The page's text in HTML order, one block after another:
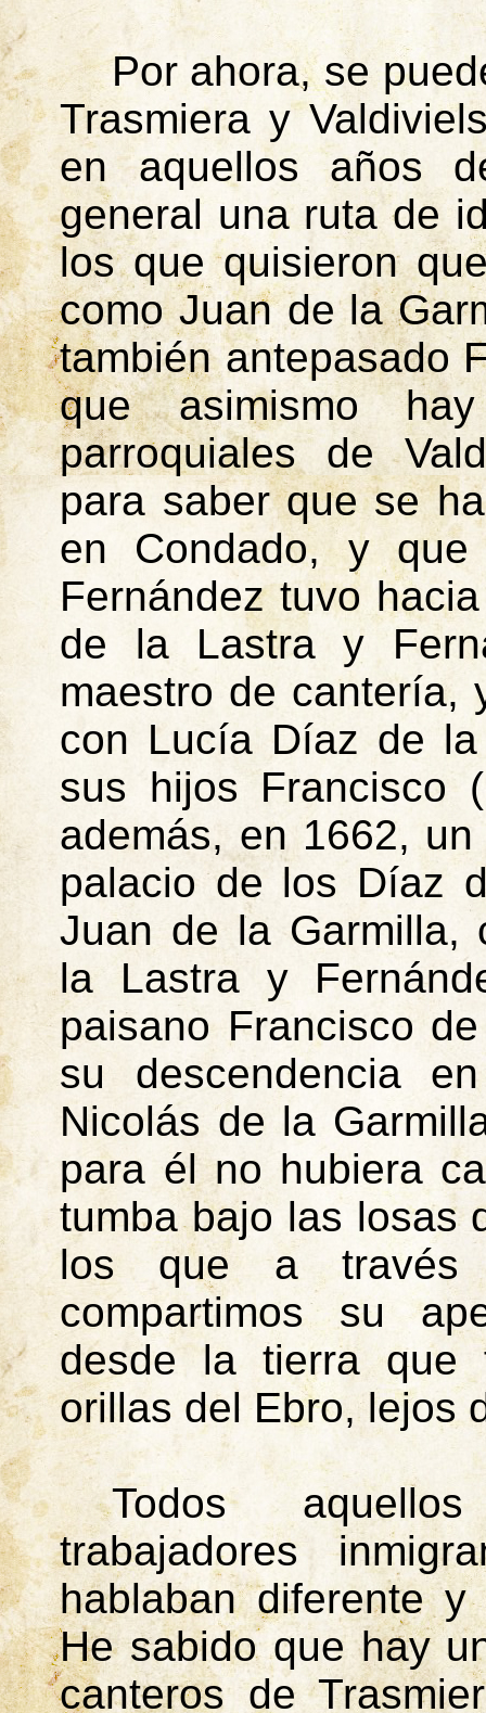
Por ahora, se
Trasmiera y
en aquellos años
general una ruta de
los que quisieron
como Juan de la
también antepasado
que asimismo
parroquiales de
para saber que se
en Condado, y
Fernández tuvo
de la Lastra y
maestro de cantería,
con Lucía Díaz de
sus hijos Francisco
además, en 1662,
palacio de los Díaz
Juan de la Garmilla,
la Lastra y
paisano Francisco
su descendencia
Nicolás de la
para él no hubiera
tumba bajo las losas
los que a través
compartimos su
desde la tierra que
orillas del Ebro, lejos
Todos
trabajadores
hablaban diferente
He sabido que hay
canteros de